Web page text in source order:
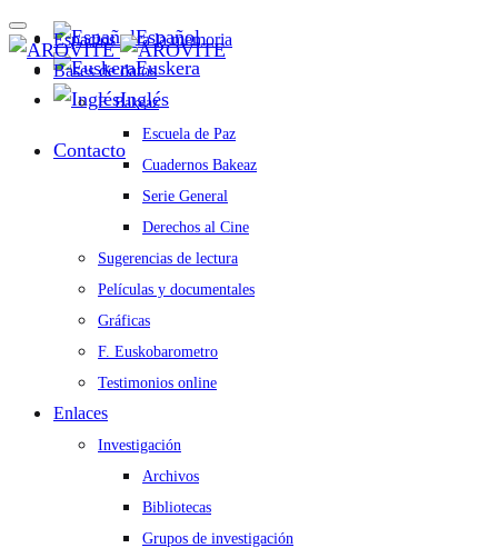
Español
Euskera
Inglés
Contacto
Espacios para la memoria
Bases de datos
F. Bakeaz
Escuela de Paz
Cuadernos Bakeaz
Serie General
Derechos al Cine
Sugerencias de lectura
Películas y documentales
Gráficas
F. Euskobarometro
Testimonios online
Enlaces
Investigación
Archivos
Bibliotecas
Grupos de investigación